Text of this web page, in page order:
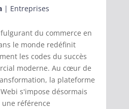
| Entreprises
fulgurant du commerce en
le monde redéfinit
les codes du succès
moderne. Au cœur de
la plateforme
s'impose désormais
une référence